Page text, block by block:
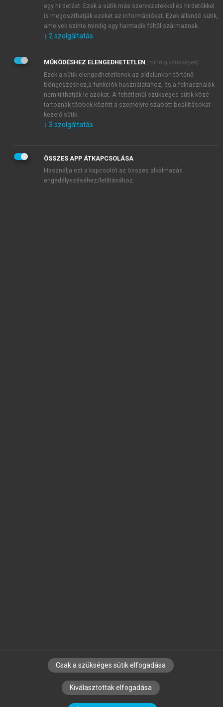
Kérek értesítést a MeRSZ újdonságairól, akcióiról.
Kérek értesítést az Akadémiai Kiadó Zrt. újdonságairól,
Adatkezelési tájékoztatóbanfoglaltakat tudomásul
veszem és elfogadom.
Általános vásárlási feltételeket, valamint a szotar.netés a
mersz.huoldalak licencszerződéseiben foglaltakat
tudomásul veszem és elfogadom.
KIPRÓBÁLOM
SZERZŐKNEK CÉGEKNEK KÖNYVTÁROSOKNAK
SZERKESZTÉSI ÉS LEKTORÁLÁSI ALAPELVEK
egy hirdetést. Ezek a sütik más szervezetekkel és hirdetőkkel
is megoszthatják ezeket az információkat. Ezek állandó sütik,
amelyek szinte mindig egy harmadik féltől származnak.
↓ 2 szolgáltatás
MŰKÖDÉSHEZ ELENGEDHETETLEN (mindig szükséges)
Ezek a sütik elengedhetetlenek az oldalunkon történő
böngészéshez,a funkciók használatához, és a felhasználók
nem tilthatják le azokat. A feltétlenül szükséges sütik közé
tartoznak többek között a személyre szabott beállításokat
kezelő sütik.
↓ 3 szolgáltatás
ÖSSZES APP ÁTKAPCSOLÁSA
Használja ezt a kapcsolót az összes alkalmazás
engedélyezéséhez/letiltásához.
Csak a szükséges sütik elfogadása
Kiválasztottak elfogadása